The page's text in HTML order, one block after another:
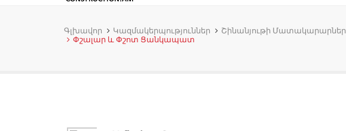
Գլխավոր Կազմակերպություններ Շինանյութի Մատակարարներ
Փշալար և Փշոտ Ցանկապատ